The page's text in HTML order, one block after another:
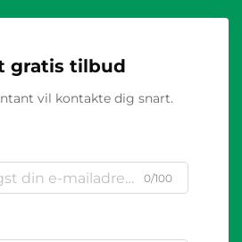
gratis tilbud
vil kontakte dig snart.
0/100